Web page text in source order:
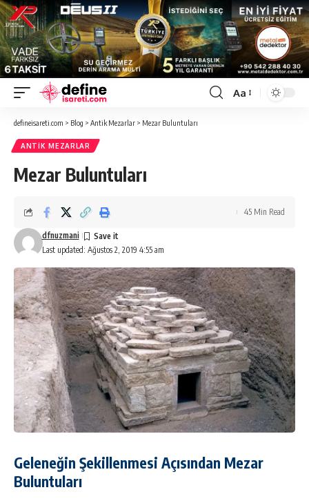
Font
Aa
defineisareti.com > Blog > Antik Mezarlar > Mezar Buluntuları
ANTIK MEZARLAR
Mezar Buluntuları
Last updated: Ağustos 2, 2019 4:55 am
dfnuzmani
45 Min Read
Geleneğin Şekillenmesi Açısından Mezar
Buluntuları